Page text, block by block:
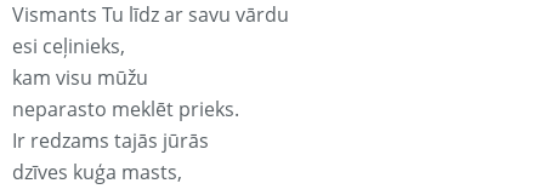
Vismants Tu līdz ar savu vārdu
esi ceļinieks,
kam visu mūžu
neparasto meklēt prieks.
Ir redzams tajās jūrās
dzīves kuģa masts,